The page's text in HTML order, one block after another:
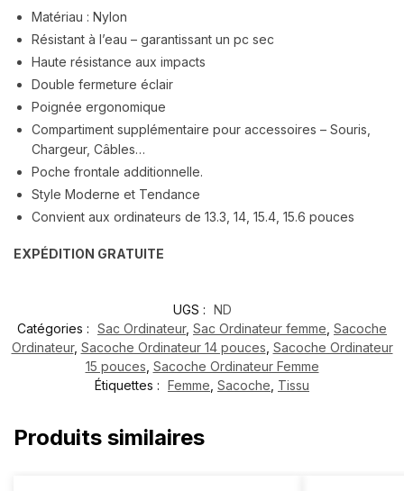
Matériau : Nylon
Résistant à l’eau – garantissant un pc sec
Haute résistance aux impacts
Double fermeture éclair
Poignée ergonomique
Compartiment supplémentaire pour accessoires – Souris,
Chargeur, Câbles…
Poche frontale additionnelle.
Style Moderne et Tendance
Convient aux ordinateurs de 13.3, 14, 15.4, 15.6 pouces
EXPÉDITION GRATUITE
UGS : ND
Catégories : Sac Ordinateur, Sac Ordinateur femme Sacoche
Ordinateur, Sacoche Ordinateur 14 pouces Sacoche Ordinateur
15 pouces Sacoche Ordinateur Femme
Étiquettes : Femme Sacoche Tissu
Produits similaires